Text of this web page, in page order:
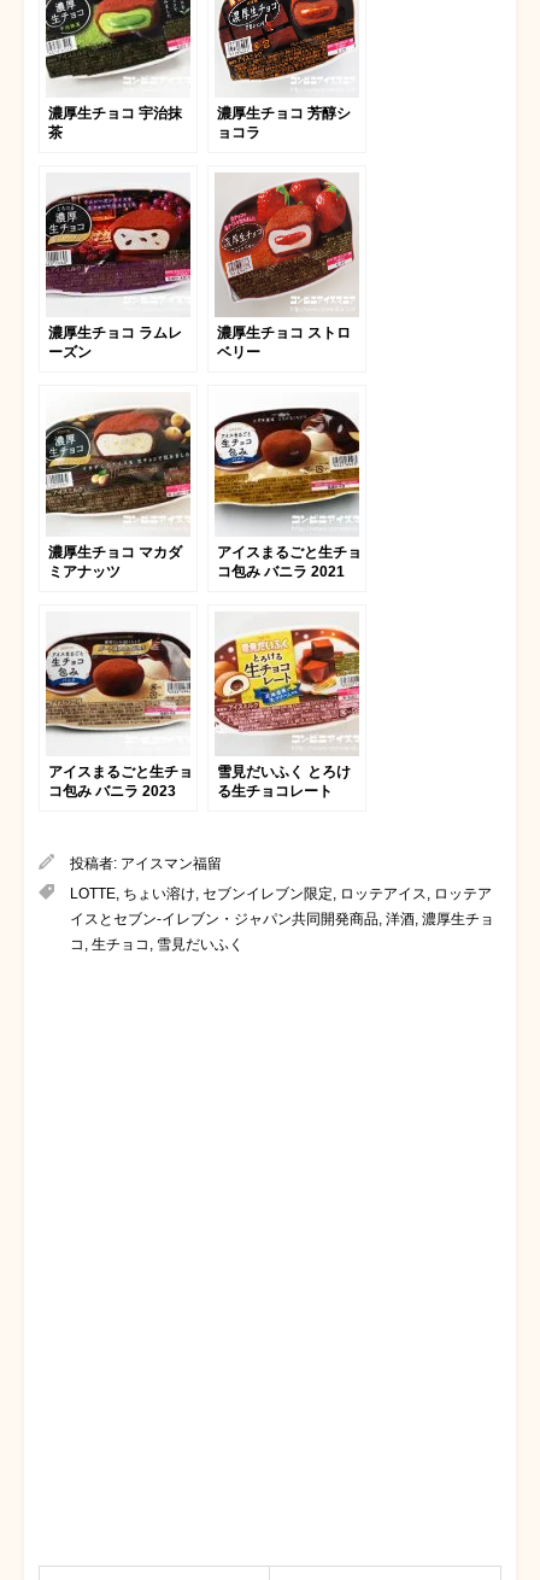
濃厚生チョコ 宇治抹
茶
濃厚生チョコ 芳醇シ
ョコラ
濃厚生チョコ ラムレ
ーズン
濃厚生チョコ ストロ
ベリー
濃厚生チョコ マカダ
ミアナッツ
アイスまるごと生チョ
コ包み バニラ 2021
アイスまるごと生チョ
コ包み バニラ 2023
雪見だいふく とろけ
る生チョコレート
投稿者: アイスマン福留
LOTTE ちょい溶け セブンイレブン限定 ロッテアイス
ロッテア
イスとセブン-イレブン・ジャパン共同開発商品 洋酒 濃厚生チョ
コ 生チョコ 雪見だいふく